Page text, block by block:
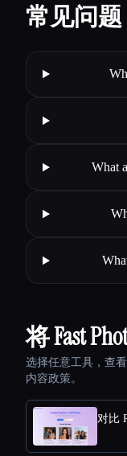
常见问题
What
将 Fast
选择任意工具，查
内容政策。